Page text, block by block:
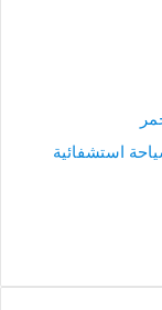
استشفائية